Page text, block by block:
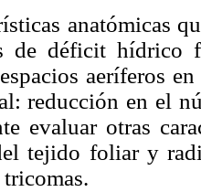
anatómicas
de déficit hídrico
aeríferos
reducción en el
evaluar otras
tejido foliar y